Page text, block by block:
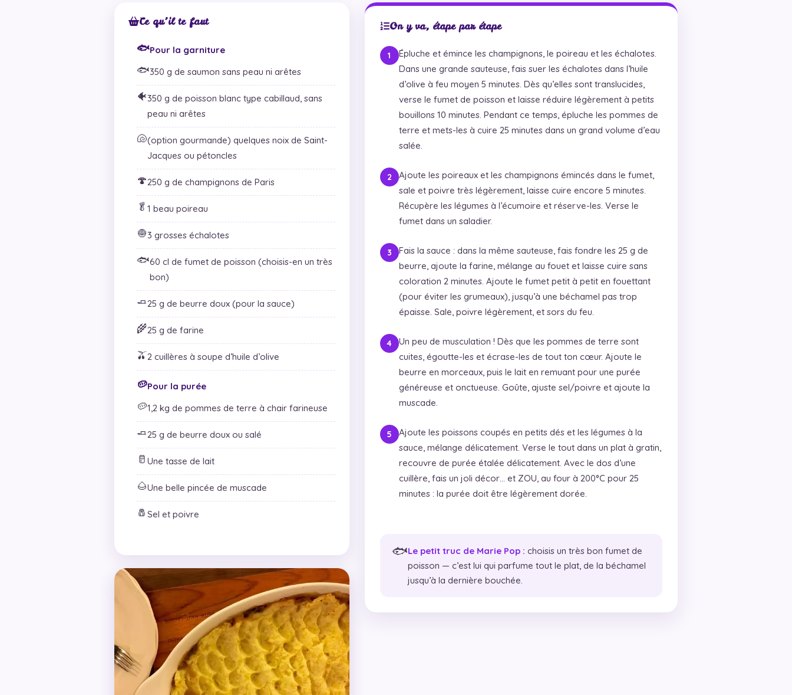
Ce qu’il te faut
🐟Pour la garniture
🐟350 g de saumon sans peau ni arêtes
🐠350 g de poisson blanc type cabillaud, sans
peau ni arêtes
🐚(option gourmande) quelques noix de Saint-
Jacques ou pétoncles
🍄250 g de champignons de Paris
🥬 1 beau poireau
🧅3 grosses échalotes
🐟60 cl de fumet de poisson (choisis-en un très
bon)
🧈25 g de beurre doux (pour la sauce)
🌾25 g de farine
🫒2 cuillères à soupe d’huile d’olive
🥔Pour la purée
🥔1,2 kg de pommes de terre à chair farineuse
🧈25 g de beurre doux ou salé
🥛 Une tasse de lait
🌰Une belle pincée de muscade
🧂 Sel et poivre
On y va, étape par étape
Épluche et émince les champignons, le poireau et les échalotes.
Dans une grande sauteuse, fais suer les échalotes dans l’huile
d’olive à feu moyen 5 minutes. Dès qu’elles sont translucides,
verse le fumet de poisson et laisse réduire légèrement à petits
bouillons 10 minutes. Pendant ce temps, épluche les pommes de
terre et mets-les à cuire 25 minutes dans un grand volume d’eau
salée.
Ajoute les poireaux et les champignons émincés dans le fumet,
sale et poivre très légèrement, laisse cuire encore 5 minutes.
Récupère les légumes à l’écumoire et réserve-les. Verse le
fumet dans un saladier.
Fais la sauce : dans la même sauteuse, fais fondre les 25 g de
beurre, ajoute la farine, mélange au fouet et laisse cuire sans
coloration 2 minutes. Ajoute le fumet petit à petit en fouettant
(pour éviter les grumeaux), jusqu’à une béchamel pas trop
épaisse. Sale, poivre légèrement, et sors du feu.
Un peu de musculation ! Dès que les pommes de terre sont
cuites, égoutte-les et écrase-les de tout ton cœur. Ajoute le
beurre en morceaux, puis le lait en remuant pour une purée
généreuse et onctueuse. Goûte, ajuste sel/poivre et ajoute la
muscade.
Ajoute les poissons coupés en petits dés et les légumes à la
sauce, mélange délicatement. Verse le tout dans un plat à gratin,
recouvre de purée étalée délicatement. Avec le dos d’une
cuillère, fais un joli décor… et ZOU, au four à 200°C pour 25
minutes : la purée doit être légèrement dorée.
🐟Le petit truc de Marie Pop : choisis un très bon fumet de
poisson — c’est lui qui parfume tout le plat, de la béchamel
jusqu’à la dernière bouchée.